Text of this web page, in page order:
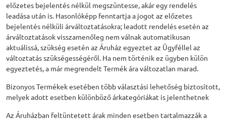
előzetes bejelentés nélkül megszüntesse, akár egy rendelés
leadása után is. Hasonlóképp fenntartja a jogot az előzetes
bejelentés nélküli árváltoztatásokra; leadott rendelés esetén az
árváltoztatások visszamenőleg nem válnak automatikusan
aktuálissá, szükség esetén az Áruház egyeztet az Ügyféllel az
változtatás szükségességéről. Ha nem történik ez ügyben külön
egyeztetés, a már megrendelt Termék ára változatlan marad.
Bizonyos Termékek esetében több választási lehetőség biztosított,
melyek adott esetben különböző árkategóriákat is jelenthetnek
Az Áruházban feltüntetett árak minden esetben tartalmazzák a